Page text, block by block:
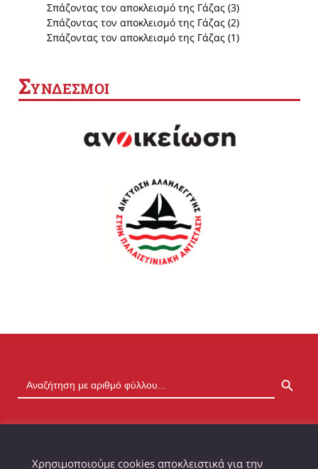
Σπάζοντας τον αποκλεισμό της Γάζας (3)
Σπάζοντας τον αποκλεισμό της Γάζας (2)
Σπάζοντας τον αποκλεισμό της Γάζας (1)
ΣΥΝΔΕΣΜΟΙ
Χρησιμοποιούμε cookies αποκλειστικά για την